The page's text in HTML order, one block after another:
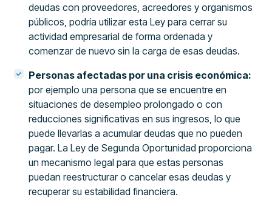
deudas con proveedores, acreedores y organismos
públicos, podría utilizar esta Ley para cerrar su
actividad empresarial de forma ordenada y
comenzar de nuevo sin la carga de esas deudas.
Personas afectadas por una crisis económica:
por ejemplo una persona que se encuentre en
situaciones de desempleo prolongado o con
reducciones significativas en sus ingresos, lo que
puede llevarlas a acumular deudas que no pueden
pagar. La Ley de Segunda Oportunidad proporciona
un mecanismo legal para que estas personas
puedan reestructurar o cancelar esas deudas y
recuperar su estabilidad financiera.